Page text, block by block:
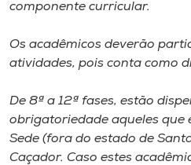
componente curricular.
Os acadêmicos deverão
atividades, pois conta como
De 8ª a 12ª fases, estão
obrigatoriedade aqueles que
Sede (fora do estado de
Caçador. Caso estes